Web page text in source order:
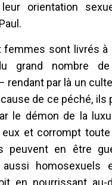
orientation
femmes sont livrés à
grand nombre
rendant par là un
cause de ce péché,
le démon de la
et corrompt
peuvent en être
aussi
en nourrissant